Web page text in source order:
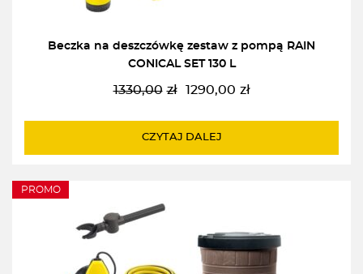
Beczka na deszczówkę zestaw z pompą RAIN
CONICAL SET 130 L
1330,00 zł
Pierwotna
wynosiła:
1290,00 zł
Aktualna
wynosi:
CZYTAJ DALEJ
PROMO